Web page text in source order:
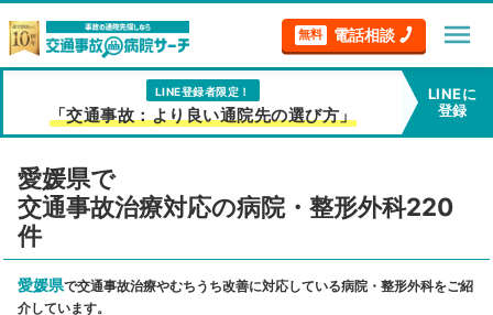
無料 電話相談 menu
LINE登録者限定！
「交通事故：より良い通院先の選び方」
LINEに
登録
愛媛県で
交通事故治療対応の病院・整形外科220
件
愛媛県で交通事故治療やむちうち改善に対応している病院・整形外科をご紹
介しています。